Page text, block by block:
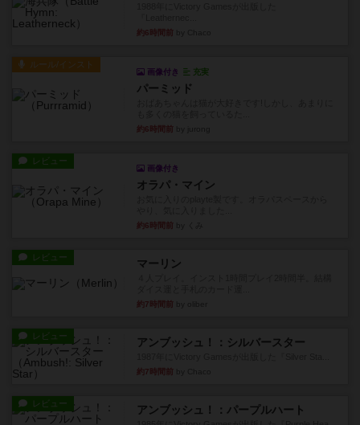
約6時間前
ルール/インスト
画像付き 充実
パーミッド
約6時間前
レビュー
画像付き
オラパ・マイン
約6時間前
レビュー マーリン
約7時間前
レビュー アンブッシュ！：シルバースター
約7時間前
レビュー アンブッシュ！：パープルハート